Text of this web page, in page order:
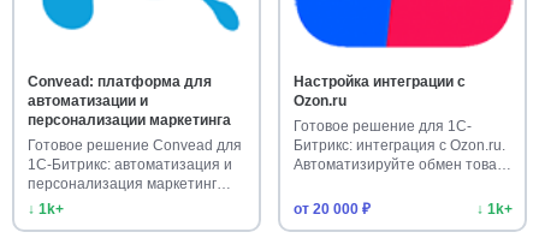
Convead: платформа для
автоматизации и
персонализации маркетинга
Готовое решение Convead для
1С-Битрикс: автоматизация и
персонализация маркетинг…
↓ 1k+
Настройка интеграции с
Ozon.ru
Готовое решение для 1С-
Битрикс: интеграция с Ozon.ru.
Автоматизируйте обмен това…
от 20 000 ₽ ↓ 1k+